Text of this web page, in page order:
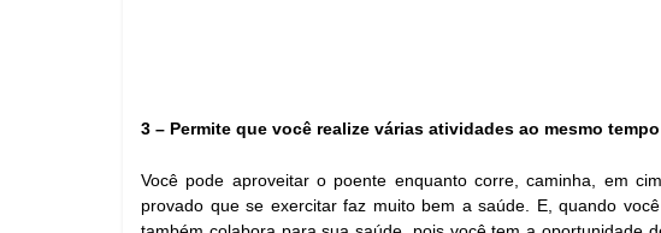
3 – Permite que você realize várias atividades ao mesmo tempo
Você pode aproveitar o poente enquanto corre, caminha, em
provado que se exercitar faz muito bem a saúde. E, quando